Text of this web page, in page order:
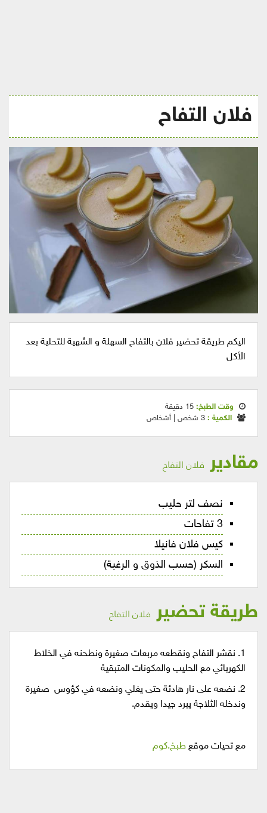
فلان التفاح
اليكم طريقة تحضير فلان بالتفاح السهلة و الشهية للتحلية بعد
الأكل
وقت الطبخ: 15 دقيقة
الكمية : 3 شخص | أشخاص
مقادير فلان التفاح
نصف لتر حليب
3 تفاحات
كيس فلان فانيلا
السكر (حسب الذوق و الرغبة)
طريقة تحضير فلان التفاح
1. نقشر التفاح ونقطعه مربعات صغيرة ونطحنه في الخلاط
الكهربائي مع الحليب والمكونات المتبقية
2. نضعه على نار هادئة حتى يغلي ونضعه في كؤوس صغيرة
وندخله الثلاجة يبرد جيدا ويقدم.
مع تحيات موقع طبخ.كوم